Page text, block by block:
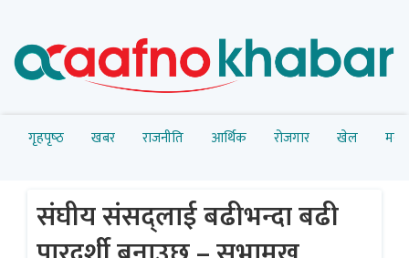
गृहपृष्‍ठ खबर राजनीति आर्थिक रोजगार खेल
संघीय संसद्लाई बढीभन्दा बढी